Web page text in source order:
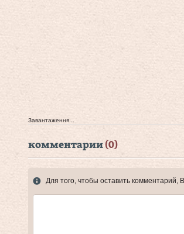
Завантаження...
комментарии (0)
Для того, чтобы оставить комментарий,